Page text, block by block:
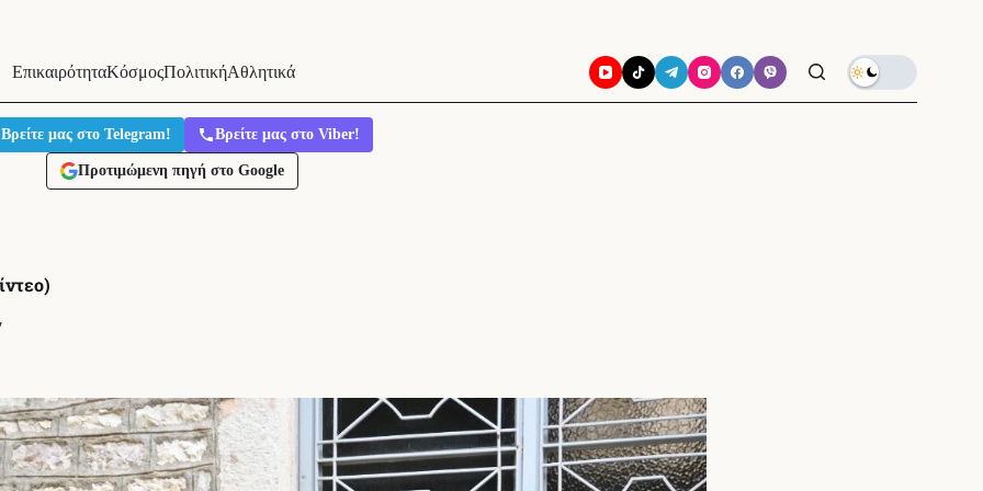
ΕπικαιρότηταΚόσμοςΠολιτικήΑθλητικά
Βρείτε μας στο Telegram! Βρείτε μας στο Viber!
Προτιμώμενη πηγή στο Google